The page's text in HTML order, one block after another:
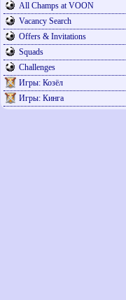
All Champs at VOON
Vacancy Search
Offers & Invitations
Squads
Challenges
Игры: Козёл
Игры: Кинга